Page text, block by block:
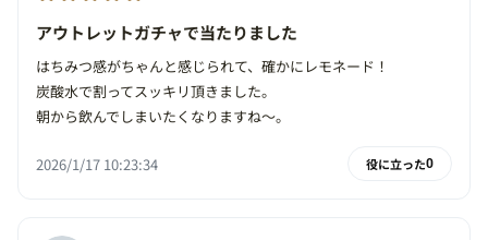
アウトレットガチャで当たりました
はちみつ感がちゃんと感じられて、確かにレモネード！
炭酸水で割ってスッキリ頂きました。
朝から飲んでしまいたくなりますね〜。
2026/1/17 10:23:34 役に立った0